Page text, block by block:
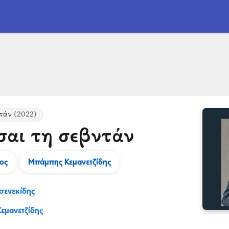
(2022)
τη σεβντάν
Μπάμπης Κεμανετζίδης